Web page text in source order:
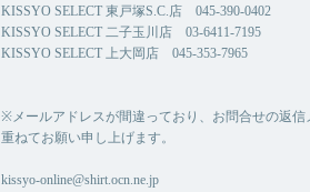
KISSYO SELECT 東戸塚S.C.店 045-390-0402
KISSYO SELECT 二子玉川店 03-6411-7195
KISSYO SELECT 上大岡店 045-353-7965
※メールアドレスが間違っており、お問合せの返信
重ねてお願い申し上げます。
kissyo-online@shirt.ocn.ne.jp